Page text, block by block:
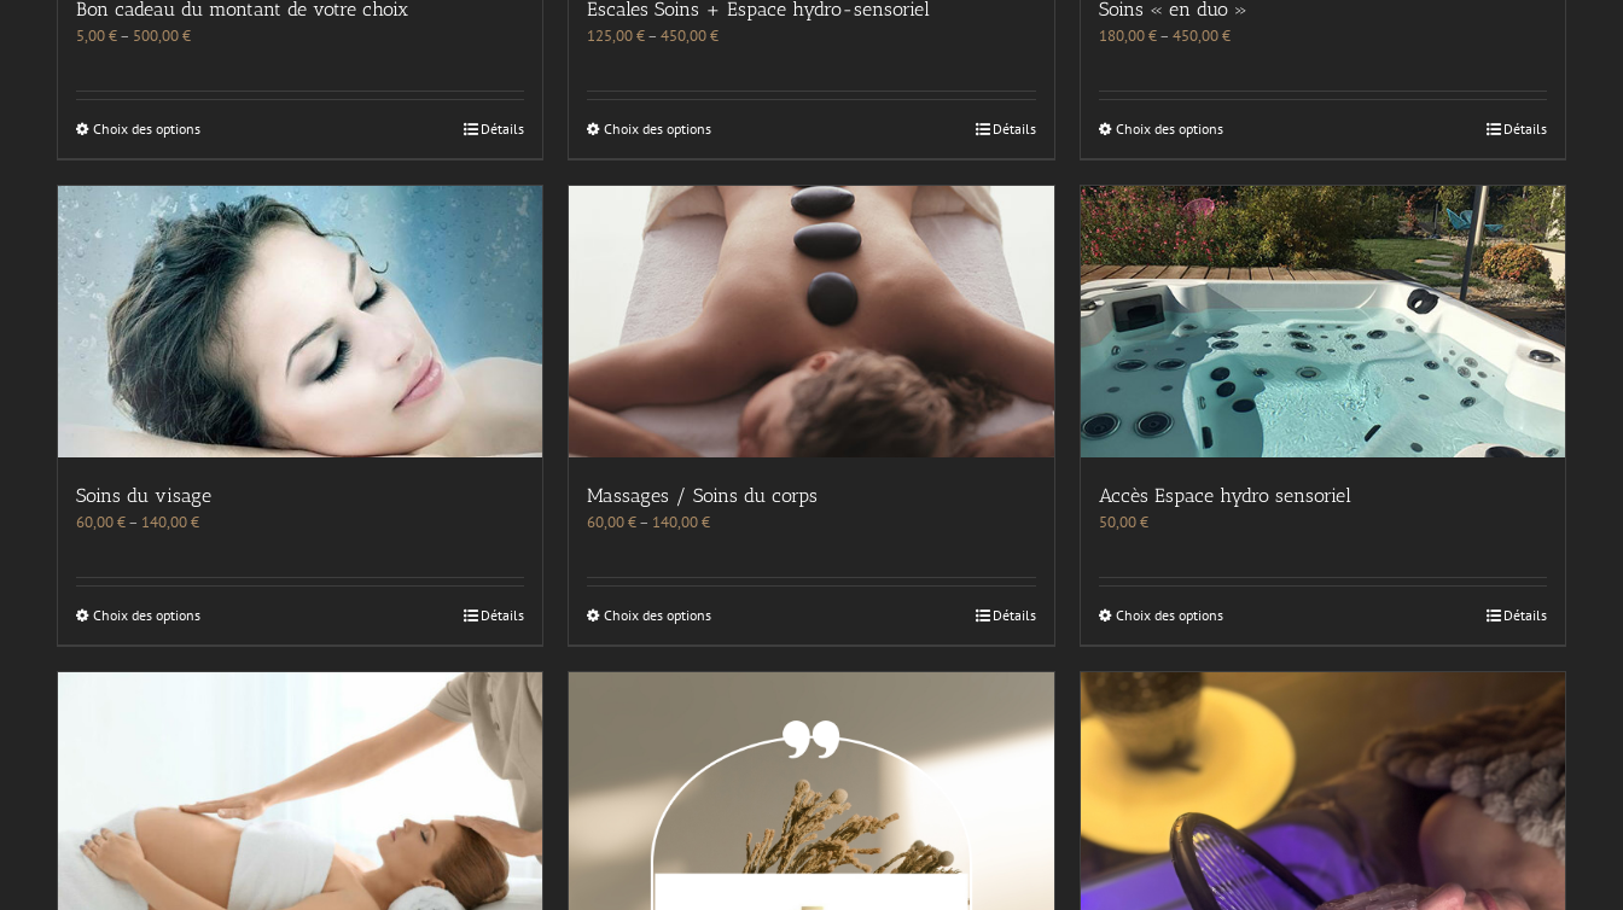
Bon cadeau du montant de votre choix
5,00€– 500,00€
Choix des options Détails
Escales Soins + Espace hydro-sensoriel
125,00€–450,00€
Choix des options Détails
Soins « en duo »
180,00€– 450,00€
Choix des options Détails
Soins du visage
60,00€– 140,00€
Choix des options Détails
Massages / Soins du corps
60,00€– 140,00€
Choix des options Détails
Accès Espace hydro sensoriel
50,00€
Choix des options Détails